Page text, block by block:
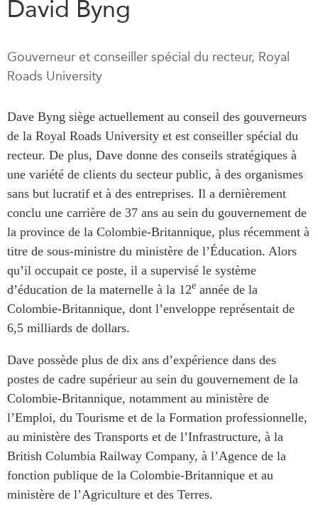
Rapports Annuels
RECHERCHE
Toutes les publications
Asie du Nord
Asie du Sud
Commerce avec l’Asie
Auteurs
PROGRAMMES
Initiative indo-pacifique
Dialogues et tables rondes
Centre sur les minéraux
l’Indo-Pacifique
Enjeux émergents
En éducation
Missions commerciales
féminines
Le Partenariat APEC-
Canada pour la croissance
des entreprises
Podcast Archive
Observatoire Asie
Dépêches
Rapports et notes de
Réflexions stratégiques
Explications
Études de cas
Sondages
Séries spéciales
NOTRE RÉSEAU DE
SITES WEB
Programme d’études Asie-
Investment Monitor
Projet APEC-Canada pour
l’expansion du partenariat
des entreprises
David Byng
Gouverneur et conseiller spécial du recteur, Royal
Roads University
Dave Byng siège actuellement au conseil des gouverneurs
de la Royal Roads University et est conseiller spécial du
recteur. De plus, Dave donne des conseils stratégiques à
une variété de clients du secteur public, à des organismes
sans but lucratif et à des entreprises. Il a dernièrement
conclu une carrière de 37 ans au sein du gouvernement de
la province de la Colombie-Britannique, plus récemment à
titre de sous-ministre du ministère de l’Éducation. Alors
qu’il occupait ce poste, il a supervisé le système
d’éducation de la maternelle à la 12e année de la
Colombie-Britannique, dont l’enveloppe représentait de
6,5 milliards de dollars.
Dave possède plus de dix ans d’expérience dans des
postes de cadre supérieur au sein du gouvernement de la
Colombie-Britannique, notamment au ministère de
l’Emploi, du Tourisme et de la Formation professionnelle,
au ministère des Transports et de l’Infrastructure, à la
British Columbia Railway Company, à l’Agence de la
fonction publique de la Colombie-Britannique et au
ministère de l’Agriculture et des Terres.